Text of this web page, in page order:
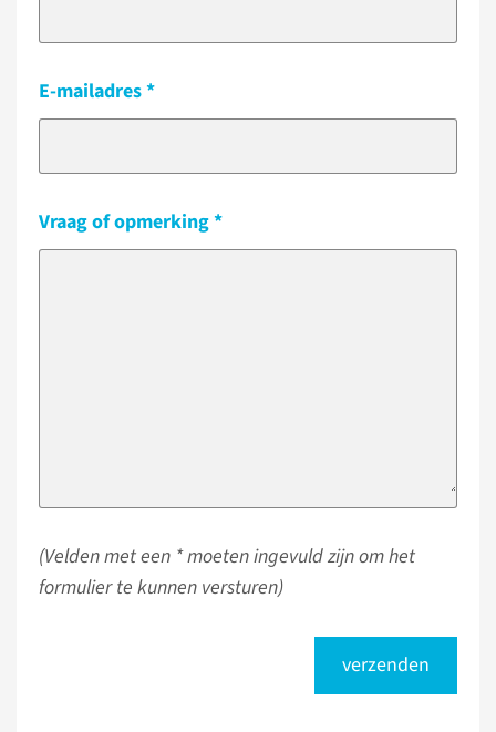
E-mailadres
Vraag of opmerking
(Velden met een * moeten ingevuld zijn om het
formulier te kunnen versturen)
verzenden